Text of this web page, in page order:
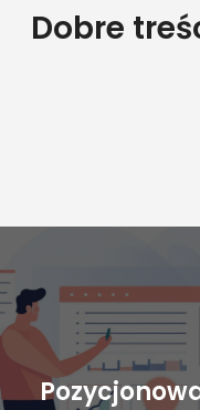
SkipDobre